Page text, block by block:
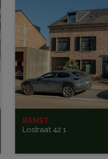
RANST
Lostraat 42 1